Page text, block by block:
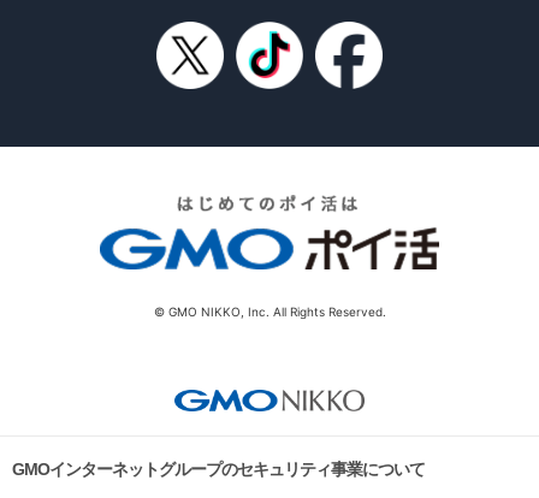
© GMO NIKKO, Inc. All Rights Reserved.
GMOインターネットグループのセキュリティ事業について